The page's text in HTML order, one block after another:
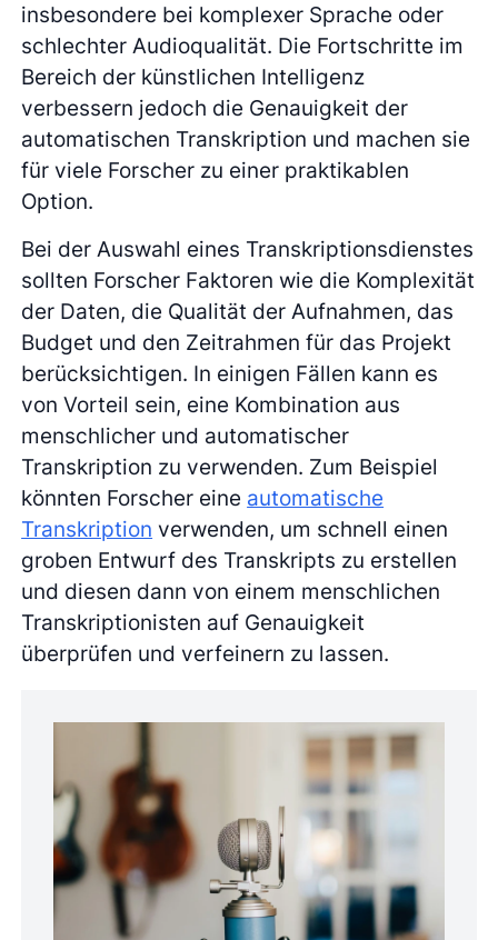
insbesondere bei komplexer Sprache oder
schlechter Audioqualität. Die Fortschritte im
Bereich der künstlichen Intelligenz
verbessern jedoch die Genauigkeit der
automatischen Transkription und machen sie
für viele Forscher zu einer praktikablen
Option.
Bei der Auswahl eines Transkriptionsdienstes
sollten Forscher Faktoren wie die Komplexität
der Daten, die Qualität der Aufnahmen, das
Budget und den Zeitrahmen für das Projekt
berücksichtigen. In einigen Fällen kann es
von Vorteil sein, eine Kombination aus
menschlicher und automatischer
Transkription zu verwenden. Zum Beispiel
könnten Forscher eine automatische
Transkription verwenden, um schnell einen
groben Entwurf des Transkripts zu erstellen
und diesen dann von einem menschlichen
Transkriptionisten auf Genauigkeit
überprüfen und verfeinern zu lassen.